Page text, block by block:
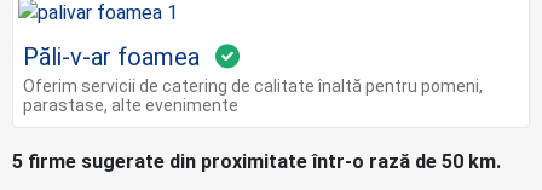
Păli-v-ar foamea
Oferim servicii de catering de calitate înaltă pentru pomeni,
parastase, alte evenimente
5 firme sugerate din proximitate într-o rază de 50 km.